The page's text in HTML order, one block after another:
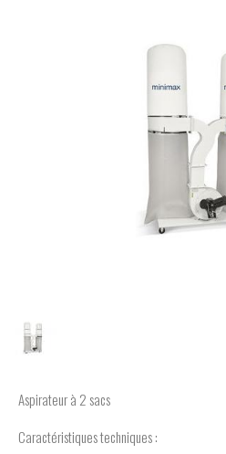
Aspirateur à 2 sacs
Caractéristiques techniques :